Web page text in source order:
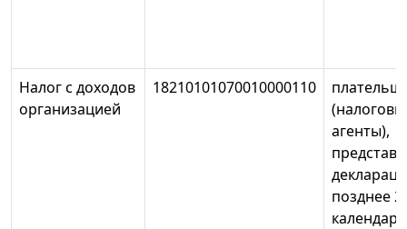
Налог с доходов
организацией
18210101070010000110
агенты),
позднее